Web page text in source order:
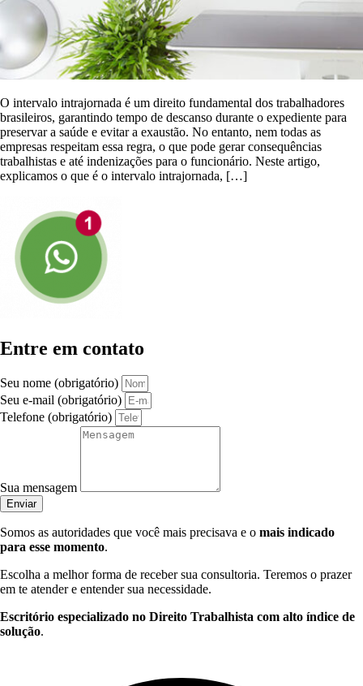
O intervalo intrajornada é um direito fundamental dos trabalhadores
brasileiros, garantindo tempo de descanso durante o expediente para
preservar a saúde e evitar a exaustão. No entanto, nem todas as
empresas respeitam essa regra, o que pode gerar consequências
trabalhistas e até indenizações para o funcionário. Neste artigo,
explicamos o que é o intervalo intrajornada, […]
Entre em contato
Seu nome (obrigatório)
Seu e-mail (obrigatório)
Telefone (obrigatório)
Sua mensagem
Enviar
Somos as autoridades que você mais precisava e o mais indicado
para esse momento.
Escolha a melhor forma de receber sua consultoria. Teremos o prazer
em te atender e entender sua necessidade.
Escritório especializado no Direito Trabalhista com alto índice de
solução.